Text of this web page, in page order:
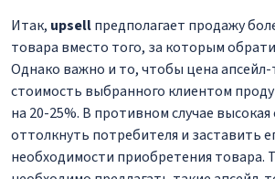
Итак, upsellпредполагает продажу
товара вместо того, за которым
Однако важно и то, чтобы цена
стоимость выбранного клиентом
на 20-25%. В противном случае
оттолкнуть потребителя и заставить
необходимости приобретения товара.